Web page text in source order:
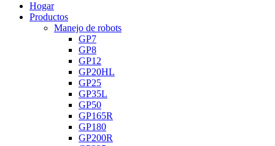
Hogar
Productos
Manejo de robots
GP7
GP8
GP12
GP20HL
GP25
GP35L
GP50
GP165R
GP180
GP200R